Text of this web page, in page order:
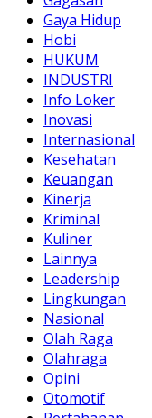
Gaya Hidup
Hobi
HUKUM
INDUSTRI
Info Loker
Inovasi
Internasional
Kesehatan
Keuangan
Kinerja
Kriminal
Kuliner
Lainnya
Leadership
Lingkungan
Nasional
Olah Raga
Olahraga
Opini
Otomotif